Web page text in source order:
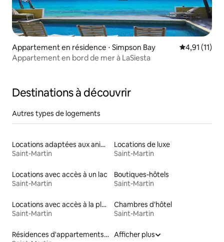
Appartement en résidence ⋅ Simpson Bay Évaluation
4,91 (11)
Appartement en bord de mer à LaSiesta
Destinations à découvrir
Autres types de logements
Locations adaptées aux animaux
Saint-Martin
Locations de luxe
Saint-Martin
Locations avec accès à un lac
Saint-Martin
Boutiques-hôtels
Saint-Martin
Locations avec accès à la plage
Saint-Martin
Chambres d'hôtel
Saint-Martin
Résidences d'appartements en bord de mer
Afficher plus